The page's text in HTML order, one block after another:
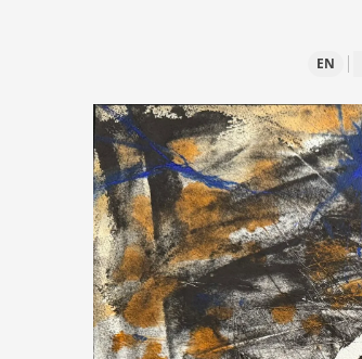
EN
ARTE CONTEMPORÁNEO
ESCULTURA
BLOG